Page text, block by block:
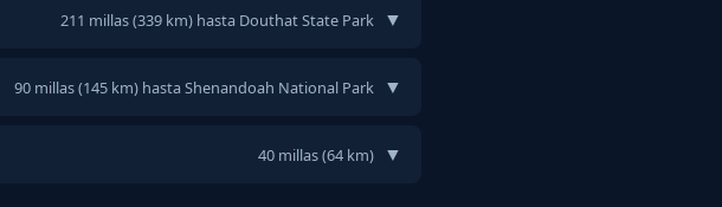
211 millas (339 km) hasta Douthat State Park ▼
90 millas (145 km) hasta Shenandoah National Park ▼
40 millas (64 km) ▼